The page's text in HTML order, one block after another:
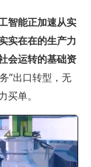
智能正加速从实
实在在的生产力
会运转的基础资
”出口转型，无
单。